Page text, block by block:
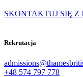
SKONTAKTUJ SIĘ Z
Rekrutacja
+48 574 797 778